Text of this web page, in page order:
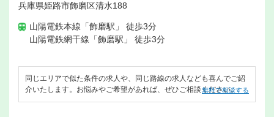
兵庫県姫路市飾磨区清水188
山陽電鉄本線「飾磨駅」 徒歩3分
山陽電鉄網干線「飾磨駅」 徒歩3分
同じエリアで似た条件の求人や、同じ路線の求人なども喜んでご紹
介いたします。お悩みやご希望があれば、ぜひご相談ください。
無料で相談する